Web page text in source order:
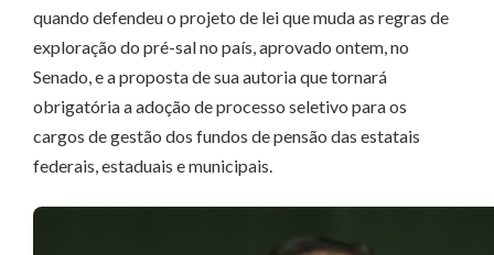
quando defendeu o projeto de lei que muda as regras de
exploração do pré-sal no país, aprovado ontem, no
Senado, e a proposta de sua autoria que tornará
obrigatória a adoção de processo seletivo para os
cargos de gestão dos fundos de pensão das estatais
federais, estaduais e municipais.